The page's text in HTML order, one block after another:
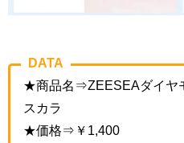
DATA
★商品名⇒ZEESEAダイヤ
スカラ
★価格⇒￥1,400